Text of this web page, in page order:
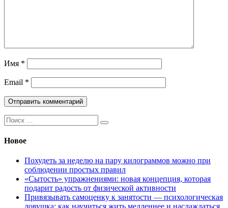
Имя *
Email *
Поиск:
Новое
Похудеть за неделю на пару килограммов можно при
соблюдении простых правил
«Сытость» упражнениями: новая концепция, которая
подарит радость от физической активности
Привязывать самоценку к занятости — психологическая